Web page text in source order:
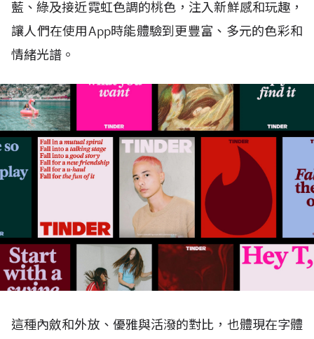
藍、綠及接近霓虹色調的桃色，注入新鮮感和玩趣，
讓人們在使用App時能體驗到更豐富、多元的色彩和
情緒光譜。
這種內斂和外放、優雅與活潑的對比，也體現在字體